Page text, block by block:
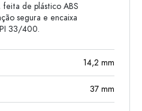
de plástico ABS
segura e encaixa
33/400.
14,2 mm
37 mm